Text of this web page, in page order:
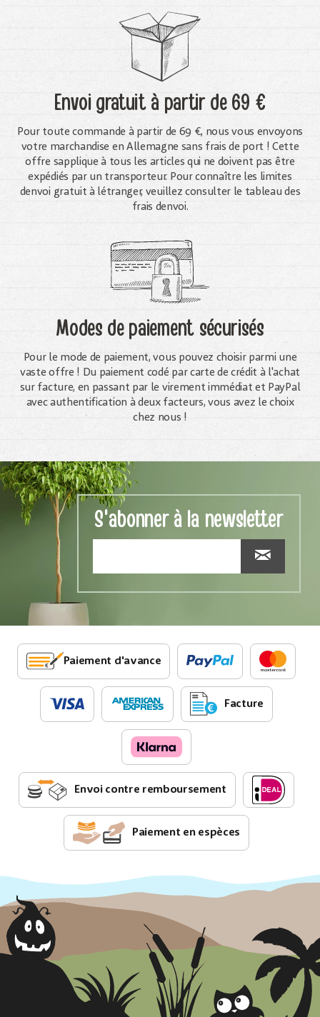
Envoi gratuità partir de 69 €
Pour toute commande à partir de 69 €, nous vous envoyons
votre marchandise en Allemagne sans frais de port ! Cette
offre sapplique à tous les articles qui ne doivent pas être
expédiés par un transporteur. Pour connaître les limites
denvoi gratuit à létranger, veuillez consulter le tableau des
frais denvoi.
Modes de paiement sécurisés
Pour le mode de paiement, vous pouvez choisir parmi une
vaste offre ! Du paiement codé par carte de crédit à l'achat
sur facture, en passant par le virement immédiat et PayPal
avec authentification à deux facteurs, vous avez le choix
chez nous !
S'abonner à la newsletter
Paiement d'avance
Facture
Envoi contre remboursement
Paiement en espèces